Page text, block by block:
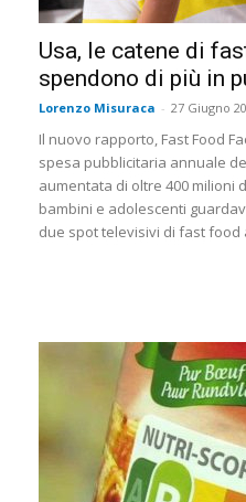
Usa, le catene di
spendono di più in
Lorenzo Misuraca - 27 Giugno
Il nuovo rapporto, Fast Food
spesa pubblicitaria annuale
aumentata di oltre 400 milioni
bambini e adolescenti
due spot televisivi di fast food